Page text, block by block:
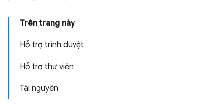
Trên trang này
Hỗ trợ trình duyệt
Hỗ trợ thư viện
Tài nguyên